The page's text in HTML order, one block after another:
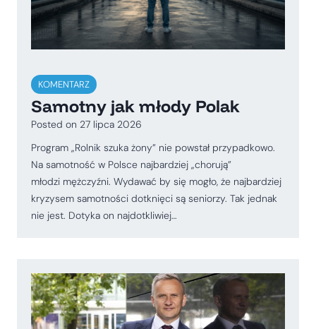
KOMENTARZ
Samotny jak młody Polak
Posted on 27 lipca 2026
Program „Rolnik szuka żony” nie powstał przypadkowo.
Na samotność w Polsce najbardziej „chorują”
młodzi mężczyźni. Wydawać by się mogło, że najbardziej
kryzysem samotności dotknięci są seniorzy. Tak jednak
nie jest. Dotyka on najdotkliwiej…